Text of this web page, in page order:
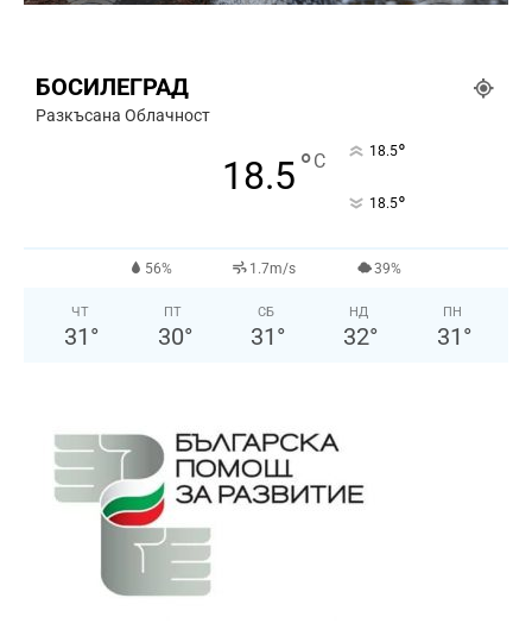
БОСИЛЕГРАД
Разкъсана Облачност
18.5°C 18.5°
18.5°
56% 1.7m/s 39%
ЧТ
31 °
ПТ
30°
СБ
31 °
НД
32°
ПН
31 °